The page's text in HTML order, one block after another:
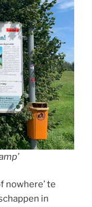
nowhere’ te
in